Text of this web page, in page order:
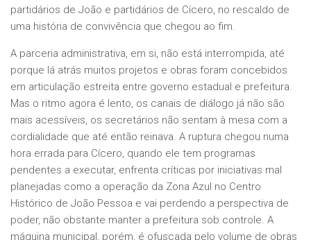
partidários de João e partidários de Cícero, no rescaldo de
uma história de convivência que chegou ao fim.
A parceria administrativa, em si, não está interrompida, até
porque lá atrás muitos projetos e obras foram concebidos
em articulação estreita entre governo estadual e prefeitura.
Mas o ritmo agora é lento, os canais de diálogo já não são
mais acessíveis, os secretários não sentam à mesa com a
cordialidade que até então reinava. A ruptura chegou numa
hora errada para Cícero, quando ele tem programas
pendentes a executar, enfrenta críticas por iniciativas mal
planejadas como a operação da Zona Azul no Centro
Histórico de João Pessoa e vai perdendo a perspectiva de
poder, não obstante manter a prefeitura sob controle. A
máquina municipal, porém, é ofuscada pelo volume de obras